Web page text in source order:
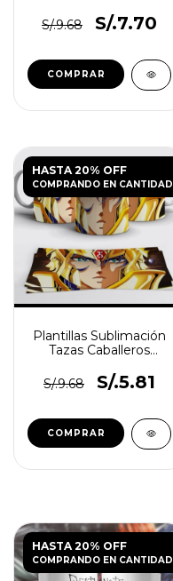
S/.9.68
S/.7.70
HASTA 20% OFF
COMPRANDO EN CANTIDAD
Plantillas Sublimación
Tazas Caballeros
S/.9.68
S/.5.81
HASTA 20% OFF
COMPRANDO EN CANTIDAD